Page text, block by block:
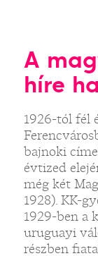
A
híre
1926-tól fél
bajnoki
évtized
még két
1928). KK-
1929-ben a
uruguayi
részben